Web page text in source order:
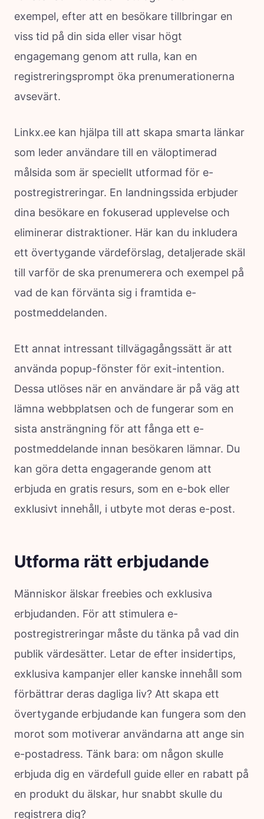
exempel, efter att en besökare tillbringar en
viss tid på din sida eller visar högt
engagemang genom att rulla, kan en
registreringsprompt öka prenumerationerna
avsevärt.
Linkx.ee kan hjälpa till att skapa smarta länkar
som leder användare till en väloptimerad
målsida som är speciellt utformad för e-
postregistreringar. En landningssida erbjuder
dina besökare en fokuserad upplevelse och
eliminerar distraktioner. Här kan du inkludera
ett övertygande värdeförslag, detaljerade skäl
till varför de ska prenumerera och exempel på
vad de kan förvänta sig i framtida e-
postmeddelanden.
Ett annat intressant tillvägagångssätt är att
använda popup-fönster för exit-intention.
Dessa utlöses när en användare är på väg att
lämna webbplatsen och de fungerar som en
sista ansträngning för att fånga ett e-
postmeddelande innan besökaren lämnar. Du
kan göra detta engagerande genom att
erbjuda en gratis resurs, som en e-bok eller
exklusivt innehåll, i utbyte mot deras e-post.
Utforma rätt erbjudande
Människor älskar freebies och exklusiva
erbjudanden. För att stimulera e-
postregistreringar måste du tänka på vad din
publik värdesätter. Letar de efter insidertips,
exklusiva kampanjer eller kanske innehåll som
förbättrar deras dagliga liv? Att skapa ett
övertygande erbjudande kan fungera som den
morot som motiverar användarna att ange sin
e-postadress. Tänk bara: om någon skulle
erbjuda dig en värdefull guide eller en rabatt på
en produkt du älskar, hur snabbt skulle du
registrera dig?